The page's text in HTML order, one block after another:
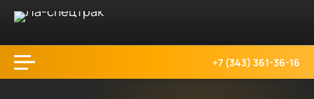
+7 (343) 361-36-16